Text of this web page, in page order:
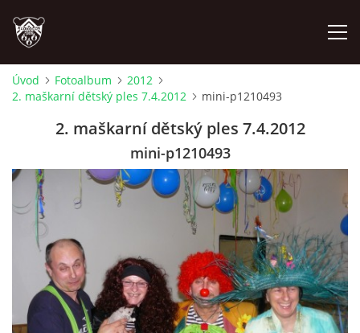
ÚVOD
PROBĚHLÉ AKCE
NOVINKY
FOTOALBUM
Úvod Fotoalbum
2012
2. maškarní dětský ples 7.4.2012
mini-p1210493
2. maškarní dětský ples 7.4.2012
mini-p1210493